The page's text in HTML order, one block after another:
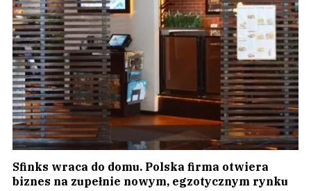
Sfinks wraca do domu. Polska firma otwiera
biznes na zupełnie nowym, egzotycznym rynku